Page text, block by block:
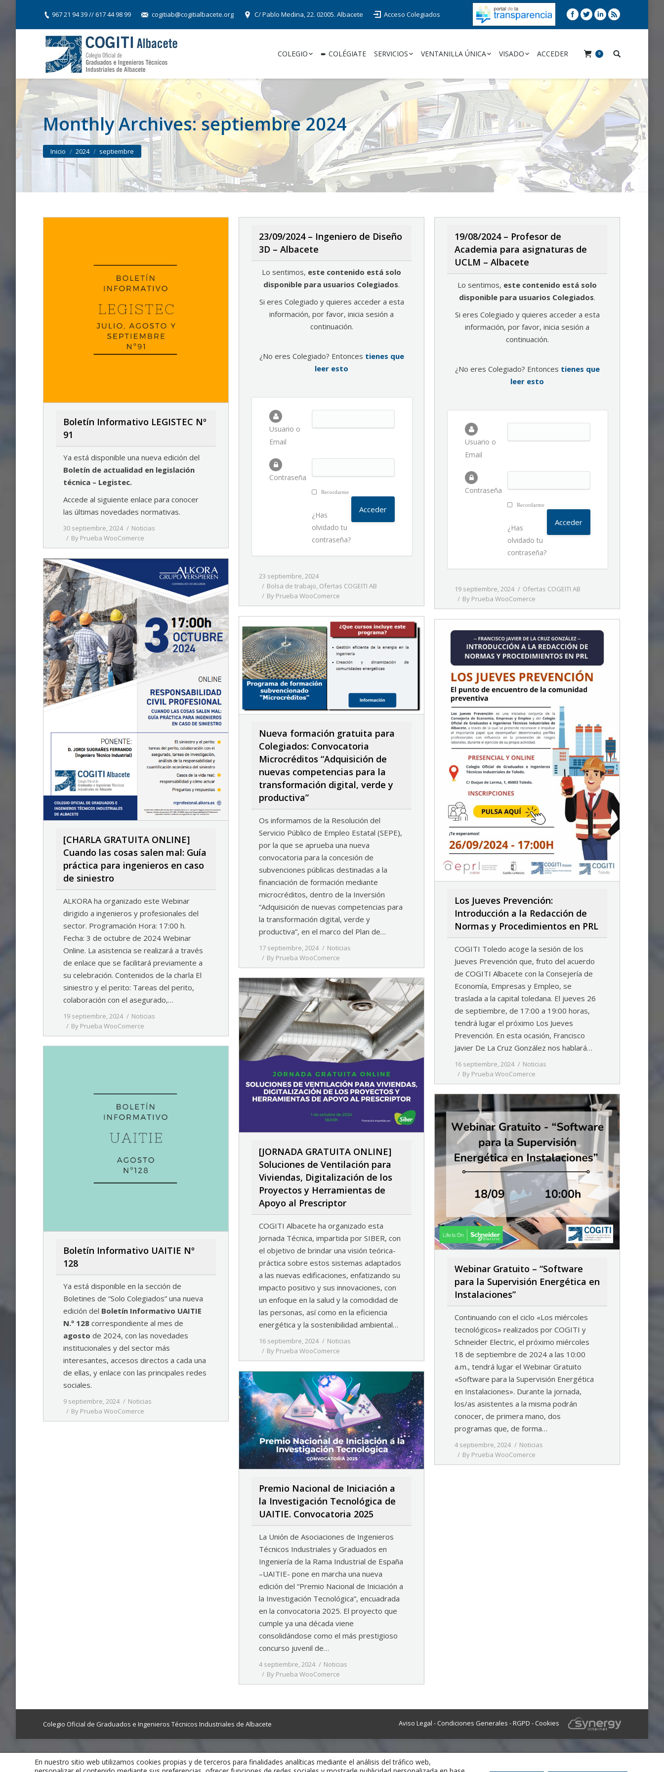
967 21 94 39 // 617 44 98 99 cogitiab@cogitialbacete.org C/ Pablo Medina, 22. 02005. Albacete Acceso Colegiados
COLEGIO ➨ COLÉGIATE SERVICIOS VENTANILLA ÚNICA VISADO ACCEDER 0
Monthly Archives:septiembre 2024
You are here:
Inicio 2024 septiembre
Boletín Informativo LEGISTEC Nº
91
Ya está disponible una nueva edición del
Boletín de actualidad en legislación
técnica – Legistec.
Accede al siguiente enlace para conocer
las últimas novedades normativas.
30 septiembre, 2024
Noticias
By Prueba WooComerce
23/09/2024 – Ingeniero de Diseño
3D – Albacete
Lo sentimos, este contenido está solo
disponible para usuarios Colegiados.
Si eres Colegiado y quieres acceder a esta
información, por favor, inicia sesión a
continuación.
¿No eres Colegiado? Entonces tienes que
leer esto
Usuario o
Email
Contraseña
Recordarme
¿Has
olvidado tu
contraseña?
23 septiembre, 2024
Bolsa de trabajo, Ofertas COGEITI AB
By Prueba WooComerce
19/08/2024 – Profesor de
Academia para asignaturas de
UCLM – Albacete
Lo sentimos, este contenido está solo
disponible para usuarios Colegiados.
Si eres Colegiado y quieres acceder a esta
información, por favor, inicia sesión a
continuación.
¿No eres Colegiado? Entonces tienes que
leer esto
Usuario o
Email
Contraseña
Recordarme
¿Has
olvidado tu
contraseña?
19 septiembre, 2024
Ofertas COGEITI AB
By Prueba WooComerce
[CHARLA GRATUITA ONLINE]
Cuando las cosas salen mal: Guía
práctica para ingenieros en caso
de siniestro
ALKORA ha organizado este Webinar
dirigido a ingenieros y profesionales del
sector. Programación Hora: 17:00 h.
Fecha: 3 de octubre de 2024 Webinar
Online. La asistencia se realizará a través
de enlace que se facilitará previamente a
su celebración. Contenidos de la charla El
siniestro y el perito: Tareas del perito,
colaboración con el asegurado,…
19 septiembre, 2024
Noticias
By Prueba WooComerce
Nueva formación gratuita para
Colegiados: Convocatoria
Microcréditos “Adquisición de
nuevas competencias para la
transformación digital, verde y
productiva”
Os informamos de la Resolución del
Servicio Público de Empleo Estatal (SEPE),
por la que se aprueba una nueva
convocatoria para la concesión de
subvenciones públicas destinadas a la
financiación de formación mediante
microcréditos, dentro de la Inversión
“Adquisición de nuevas competencias para
la transformación digital, verde y
productiva”, en el marco del Plan de…
17 septiembre, 2024
Noticias
By Prueba WooComerce
Los Jueves Prevención:
Introducción a la Redacción de
Normas y Procedimientos en PRL
COGITI Toledo acoge la sesión de los
Jueves Prevención que, fruto del acuerdo
de COGITI Albacete con la Consejería de
Economía, Empresas y Empleo, se
traslada a la capital toledana. El jueves 26
de septiembre, de 17:00 a 19:00 horas,
tendrá lugar el próximo Los Jueves
Prevención. En esta ocasión, Francisco
Javier De La Cruz González nos hablará…
16 septiembre, 2024
Noticias
By Prueba WooComerce
[JORNADA GRATUITA ONLINE]
Soluciones de Ventilación para
Viviendas, Digitalización de los
Proyectos y Herramientas de
Apoyo al Prescriptor
COGITI Albacete ha organizado esta
Jornada Técnica, impartida por SIBER, con
el objetivo de brindar una visión teórica-
práctica sobre estos sistemas adaptados
a las nuevas edificaciones, enfatizando su
impacto positivo y sus innovaciones, con
un enfoque en la salud y la comodidad de
las personas, así como en la eficiencia
energética y la sostenibilidad ambiental…
16 septiembre, 2024
Noticias
By Prueba WooComerce
Boletín Informativo UAITIE Nº
128
Ya está disponible en la sección de
Boletines de “Solo Colegiados” una nueva
edición del Boletín Informativo UAITIE
N.º 128 correspondiente al mes de
agosto de 2024, con las novedades
institucionales y del sector más
interesantes, accesos directos a cada una
de ellas, y enlace con las principales redes
sociales.
9 septiembre, 2024
Noticias
By Prueba WooComerce
Webinar Gratuito – “Software
para la Supervisión Energética en
Instalaciones”
Continuando con el ciclo «Los miércoles
tecnológicos» realizados por COGITI y
Schneider Electric, el próximo miércoles
18 de septiembre de 2024 a las 10:00
a.m., tendrá lugar el Webinar Gratuito
«Software para la Supervisión Energética
en Instalaciones». Durante la jornada,
los/as asistentes a la misma podrán
conocer, de primera mano, dos
programas que, de forma…
4 septiembre, 2024
Noticias
By Prueba WooComerce
Premio Nacional de Iniciación a
la Investigación Tecnológica de
UAITIE. Convocatoria 2025
La Unión de Asociaciones de Ingenieros
Técnicos Industriales y Graduados en
Ingeniería de la Rama Industrial de España
–UAITIE- pone en marcha una nueva
edición del “Premio Nacional de Iniciación a
la Investigación Tecnológica”, encuadrada
en la convocatoria 2025. El proyecto que
cumple ya una década viene
consolidándose como el más prestigioso
concurso juvenil de…
4 septiembre, 2024
Noticias
By Prueba WooComerce
Colegio Oficial de Graduados e Ingenieros Técnicos Industriales de Albacete Aviso Legal -Condiciones Generales -RGPD -Cookies
En nuestro sitio web utilizamos cookies propias y de terceros para finalidades analíticas mediante el análisis del tráfico web,